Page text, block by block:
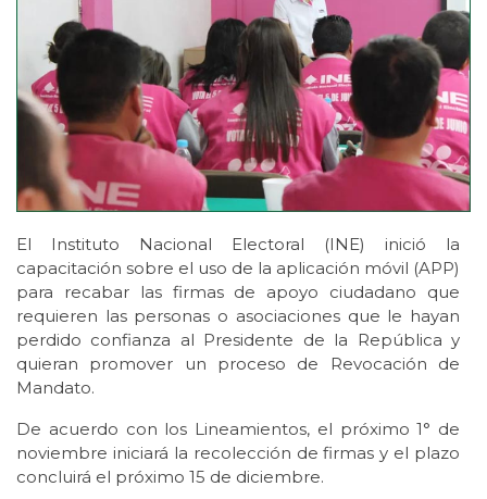
El Instituto Nacional Electoral (INE) inició la
capacitación sobre el uso de la aplicación móvil (APP)
para recabar las firmas de apoyo ciudadano que
requieren las personas o asociaciones que le hayan
perdido confianza al Presidente de la República y
quieran promover un proceso de Revocación de
Mandato.
De acuerdo con los Lineamientos, el próximo 1° de
noviembre iniciará la recolección de firmas y el plazo
concluirá el próximo 15 de diciembre.